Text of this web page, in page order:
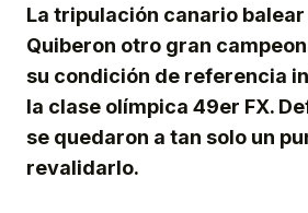
La tripulación canario
Quiberon otro gran
su condición de referencia
la clase olímpica 49er FX.
se quedaron a tan solo un
revalidarlo.